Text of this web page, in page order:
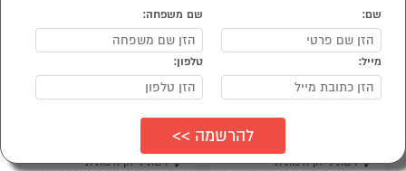
סמן להשוואה
רשת ניילון איכותית
סמן להשוואה
רשת ניילון איכותית
שם: שם משפחה:
מייל: טלפון: